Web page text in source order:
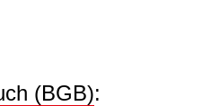
(BGB):